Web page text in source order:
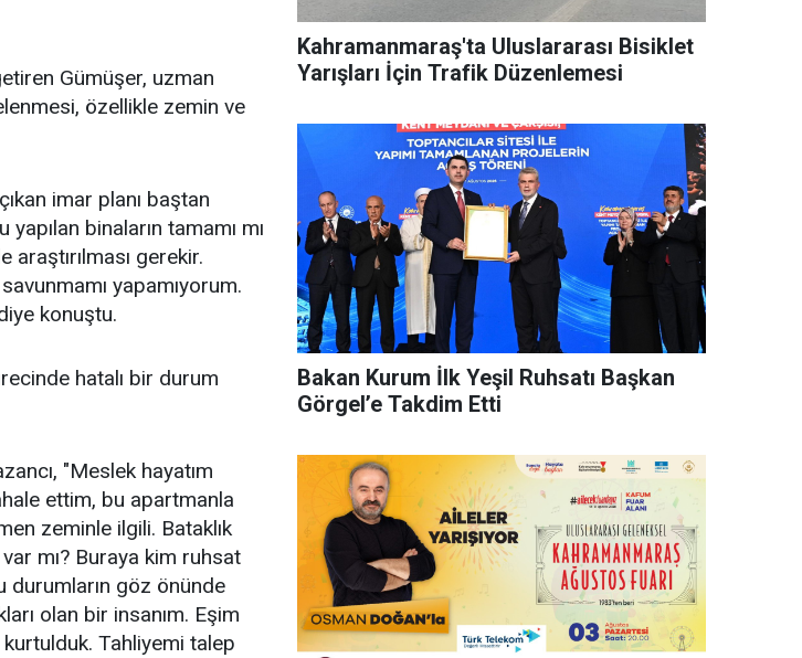
Gümüşer, uzman
özellikle zemin ve
imar planı baştan
yapılan binaların tamamı mı
gerekir.
yapamıyorum.
konuştu.
hatalı bir durum
"Meslek hayatım
ettim, bu apartmanla
zeminle ilgili. Bataklık
mı? Buraya kim ruhsat
durumların göz önünde
olan bir insanım. Eşim
Tahliyemi talep
Kahramanmaraş'ta Uluslararası Bisiklet
Yarışları İçin Trafik Düzenlemesi
Bakan Kurum İlk Yeşil Ruhsatı Başkan
Görgel’e Takdim Etti